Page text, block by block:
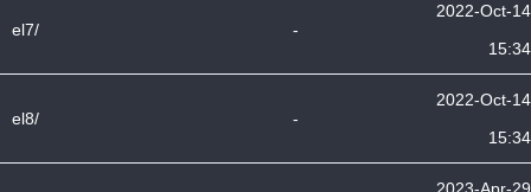
el7/ -
2022-Oct-14
15:34
el8/ -
2022-Oct-14
15:34